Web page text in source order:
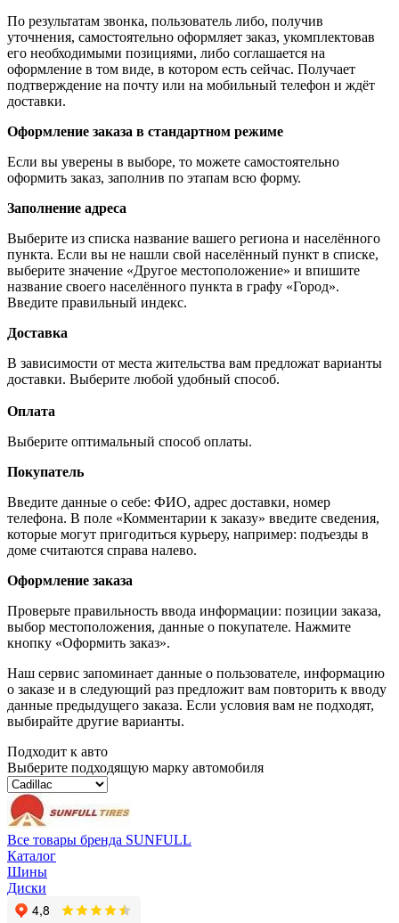
По результатам звонка, пользователь либо, получив
уточнения, самостоятельно оформляет заказ, укомплектовав
его необходимыми позициями, либо соглашается на
оформление в том виде, в котором есть сейчас. Получает
подтверждение на почту или на мобильный телефон и ждёт
доставки.
Оформление заказа в стандартном режиме
Если вы уверены в выборе, то можете самостоятельно
оформить заказ, заполнив по этапам всю форму.
Заполнение адреса
Выберите из списка название вашего региона и населённого
пункта. Если вы не нашли свой населённый пункт в списке,
выберите значение «Другое местоположение» и впишите
название своего населённого пункта в графу «Город».
Введите правильный индекс.
Доставка
В зависимости от места жительства вам предложат варианты
доставки. Выберите любой удобный способ.
Оплата
Выберите оптимальный способ оплаты.
Покупатель
Введите данные о себе: ФИО, адрес доставки, номер
телефона. В поле «Комментарии к заказу» введите сведения,
которые могут пригодиться курьеру, например: подъезды в
доме считаются справа налево.
Оформление заказа
Проверьте правильность ввода информации: позиции заказа,
выбор местоположения, данные о покупателе. Нажмите
кнопку «Оформить заказ».
Наш сервис запоминает данные о пользователе, информацию
о заказе и в следующий раз предложит вам повторить к вводу
данные предыдущего заказа. Если условия вам не подходят,
выбирайте другие варианты.
Подходит к авто
Выберите подходящую марку автомобиля
Все товары бренда SUNFULL
Каталог
Шины
Диски